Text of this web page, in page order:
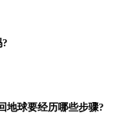
地球要经历哪些步骤?